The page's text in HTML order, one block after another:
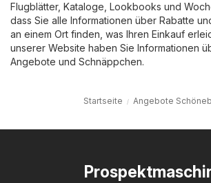
Flugblätter, Kataloge, Lookbooks und
dass Sie alle Informationen über Rabatte
an einem Ort finden, was Ihren Einkauf
unserer Website haben Sie Informationen
Angebote und Schnäppchen.
Startseite Angebote